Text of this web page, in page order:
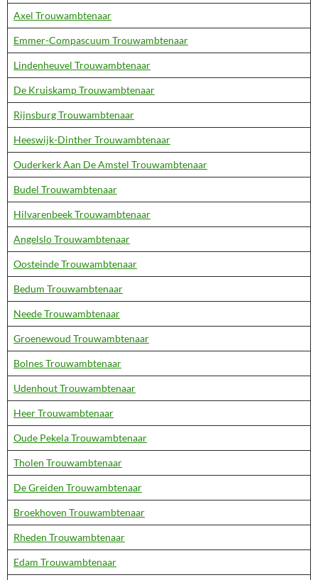
Axel Trouwambtenaar
Emmer-Compascuum Trouwambtenaar
Lindenheuvel Trouwambtenaar
De Kruiskamp Trouwambtenaar
Rijnsburg Trouwambtenaar
Heeswijk-Dinther Trouwambtenaar
Ouderkerk Aan De Amstel Trouwambtenaar
Budel Trouwambtenaar
Hilvarenbeek Trouwambtenaar
Angelslo Trouwambtenaar
Oosteinde Trouwambtenaar
Bedum Trouwambtenaar
Neede Trouwambtenaar
Groenewoud Trouwambtenaar
Bolnes Trouwambtenaar
Udenhout Trouwambtenaar
Heer Trouwambtenaar
Oude Pekela Trouwambtenaar
Tholen Trouwambtenaar
De Greiden Trouwambtenaar
Broekhoven Trouwambtenaar
Rheden Trouwambtenaar
Edam Trouwambtenaar